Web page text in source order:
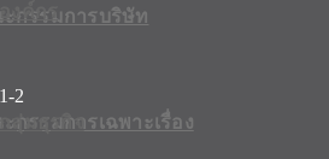
กรรมการบริษัท
กรรมการเฉพาะเรื่อง
งค์กร
กลุ่มธุรกิจ
2